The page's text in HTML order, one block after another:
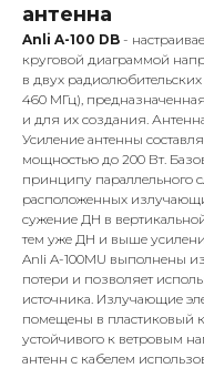
антенна
Anli A-100 DB -
круговой диаграммой
в двух
460 МГц),
и для их создания.
Усиление антенны
мощностью до 200 Вт.
принципу параллельного
расположенных
сужение ДН в
тем уже ДН и выше
Anli A-100MU выполнены
потери и позволяет
источника. Излучающие
помещены в пластиковый
устойчивого к ветровым
антенн с кабелем